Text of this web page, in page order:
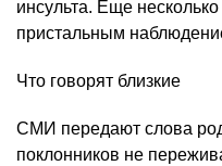
инсульта. Еще
пристальным
Что говорят близкие
СМИ передают слова
поклонников не